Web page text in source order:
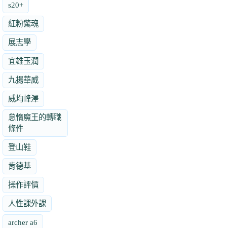
s20+
紅粉驚魂
展志學
宜雄玉潤
九揚華威
威均峰澤
怠惰魔王的轉職
條件
登山鞋
肯德基
操作評價
人性課外課
archer a6